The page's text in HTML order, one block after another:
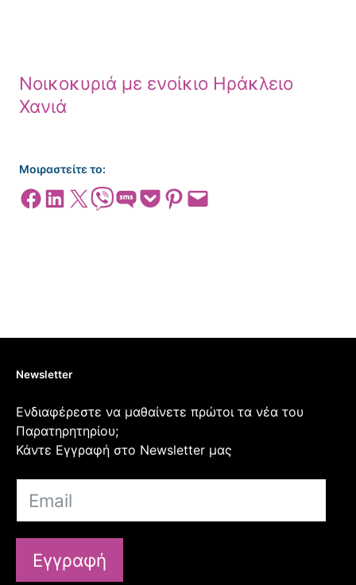
Νοικοκυριά με ενοίκιο Ηράκλειο
Χανιά
Μοιραστείτε το:
Share on Facebook
Share on LinkedIn
Share on X Share on ViberShare on SMSShare on Pocket
Share on Pinterest
Email this Page
Newsletter
Ενδιαφέρεστε να μαθαίνετε πρώτοι τα νέα του
Παρατηρητηρίου;
Κάντε Εγγραφή στο Newsletter μας
Εγγραφή